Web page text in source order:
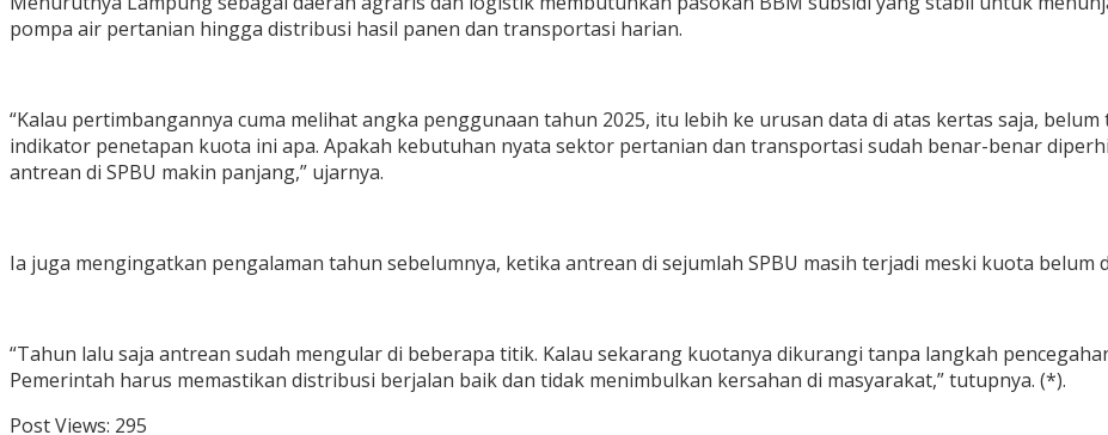
pompa air pertanian hingga distribusi hasil panen dan transportasi harian.
“Kalau pertimbangannya cuma melihat angka penggunaan tahun 2025, itu lebih ke urusan data di atas kertas saja,
indikator penetapan kuota ini apa. Apakah kebutuhan nyata sektor pertanian dan transportasi sudah benar-benar
antrean di SPBU makin panjang,” ujarnya.
Ia juga mengingatkan pengalaman tahun sebelumnya, ketika antrean di sejumlah SPBU masih terjadi meski kuota belum
“Tahun lalu saja antrean sudah mengular di beberapa titik. Kalau sekarang kuotanya dikurangi tanpa langkah
Pemerintah harus memastikan distribusi berjalan baik dan tidak menimbulkan kersahan di masyarakat,” tutupnya. (*).
Post Views: 295